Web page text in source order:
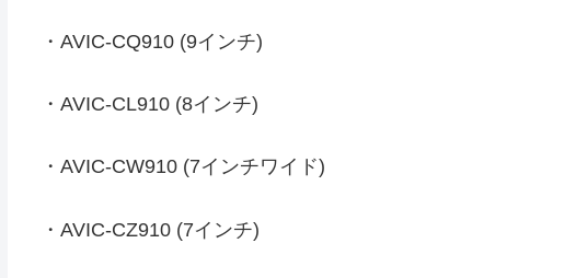
・AVIC-CQ910 (9インチ)
・AVIC-CL910 (8インチ)
・AVIC-CW910 (7インチワイド)
・AVIC-CZ910 (7インチ)